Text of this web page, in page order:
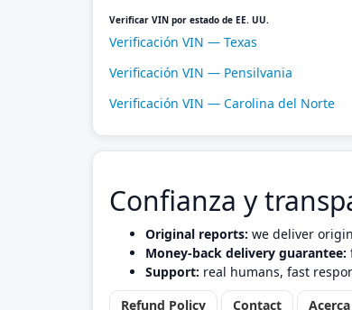
Verificar VIN por estado de EE. UU.
Verificación VIN — Texas
Verificación VIN — Pensilvania
Verificación VIN — Carolina del Norte
Confianza y
Original reports: we deliver
Money-back delivery guarantee:
Support: real humans, fast
Refund Policy
Contact